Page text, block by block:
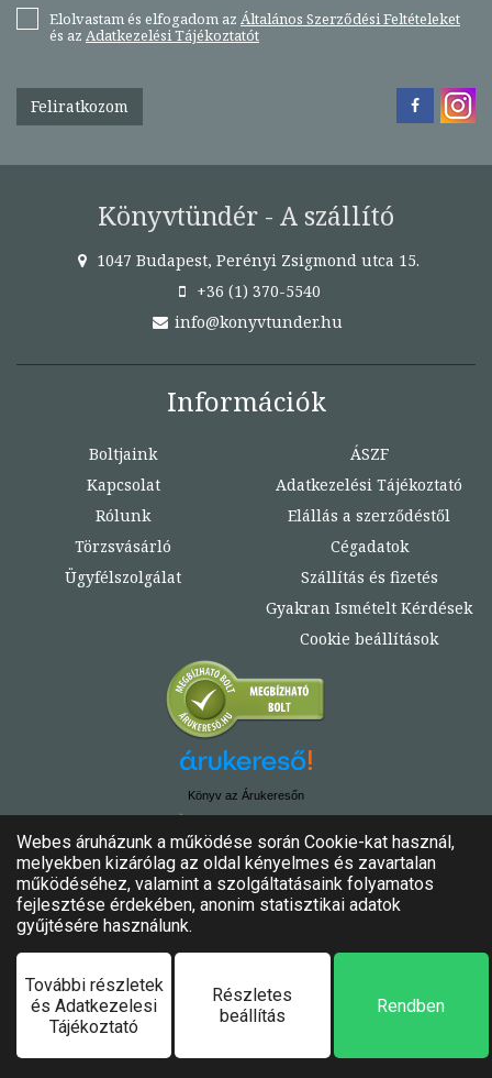
Elolvastam és elfogadom az Általános Szerződési Feltételeket
és az Adatkezelési Tájékoztatót
Feliratkozom
Könyvtündér - A szállító
1047 Budapest, Perényi Zsigmond utca 15.
+36 (1) 370-5540
info@konyvtunder.hu
Információk
Boltjaink
Kapcsolat
Rólunk
Törzsvásárló
Ügyfélszolgálat
ÁSZF
Adatkezelési Tájékoztató
Elállás a szerződéstől
Cégadatok
Szállítás és fizetés
Gyakran Ismételt Kérdések
Cookie beállítások
Könyv az Árukeresőn
Minden jog fenntartva!
Felhasználási feltételek